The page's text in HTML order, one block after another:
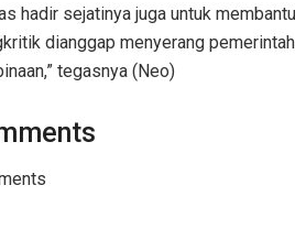
hadir sejatinya juga untuk
dianggap menyerang
tegasnya (Neo)